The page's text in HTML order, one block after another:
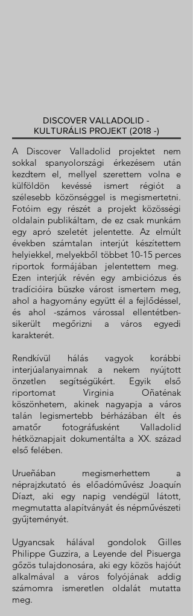
DISCOVER VALLADOLID -
KULTURÁLIS PROJEKT (2018 -)
A Discover Valladolid projektet nem
sokkal spanyolországi érkezésem után
kezdtem el, mellyel szerettem volna e
külföldön kevéssé ismert régiót a
szélesebb közönséggel is megismertetni.
Fotóim egy részét a projekt közösségi
oldalain publikáltam, de ez csak munkám
egy apró szeletét jelentette. Az elmúlt
években számtalan interjút készítettem
helyiekkel, melyekből többet 10-15 perces
riportok formájában jelentettem meg.
Ezen interjúk révén egy ambiciózus és
tradícióira büszke várost ismertem meg,
ahol a hagyomány együtt él a fejlődéssel,
és ahol -számos várossal ellentétben-
sikerült megőrizni a város egyedi
karakterét.
Rendkívül hálás vagyok korábbi
interjúalanyaimnak a nekem nyújtott
önzetlen segítségükért. Egyik első
riportomat Virginia Oñaténak
köszönhetem, akinek nagyapja a város
talán legismertebb bérházában élt és
amatőr fotográfusként Valladolid
hétköznapjait dokumentálta a XX. század
első felében.
Urueñában megismerhettem a
néprajzkutató és előadóművész Joaquín
Díazt, aki egy napig vendégül látott,
megmutatta alapítványát és népművészeti
gyűjteményét.
Ugyancsak hálával gondolok Gilles
Philippe Guzzira, a Leyende del Pisuerga
gőzös tulajdonosára, aki egy közös hajóút
alkalmával a város folyójának addig
számomra ismeretlen oldalát mutatta
meg.